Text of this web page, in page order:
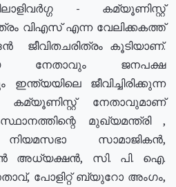
- കമ്യൂണിസ്റ്റ്
വിഎസ് എന്ന വേലിക്കകത്ത്
ജീവിതചരിത്രം കൂടിയാണ്.
നേതാവും ജനപക്ഷ
ജീവിച്ചിരിക്കുന്ന
കമ്യൂണിസ്റ്റ് നേതാവുമാണ്
മുഖ്യമന്ത്രി ,
നിയമസഭാ സാമാജികൻ,
അധ്യക്ഷൻ, സി. പി. ഐ.
പോളിറ്റ് ബ്യുറോ അംഗം,